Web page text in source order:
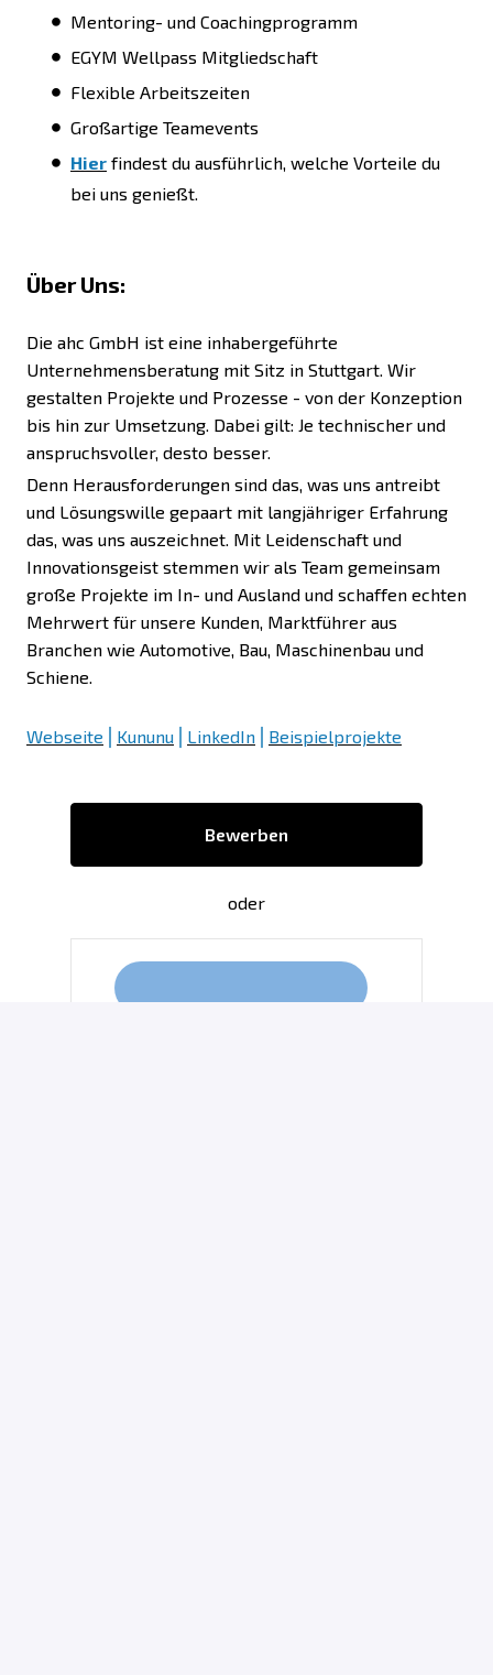
Mentoring- und Coachingprogramm
EGYM Wellpass Mitgliedschaft
Flexible Arbeitszeiten
Großartige Teamevents
Hier findest du ausführlich, welche Vorteile du
bei uns genießt.
Über Uns:
Die ahc GmbH ist eine inhabergeführte
Unternehmensberatung mit Sitz in Stuttgart. Wir
gestalten Projekte und Prozesse - von der Konzeption
bis hin zur Umsetzung. Dabei gilt: Je technischer und
anspruchsvoller, desto besser.
Denn Herausforderungen sind das, was uns antreibt
und Lösungswille gepaart mit langjähriger Erfahrung
das, was uns auszeichnet. Mit Leidenschaft und
Innovationsgeist stemmen wir als Team gemeinsam
große Projekte im In- und Ausland und schaffen echten
Mehrwert für unsere Kunden, Marktführer aus
Branchen wie Automotive, Bau, Maschinenbau und
Schiene.
Webseite Kununu LinkedIn Beispielprojekte
Bewerben
oder